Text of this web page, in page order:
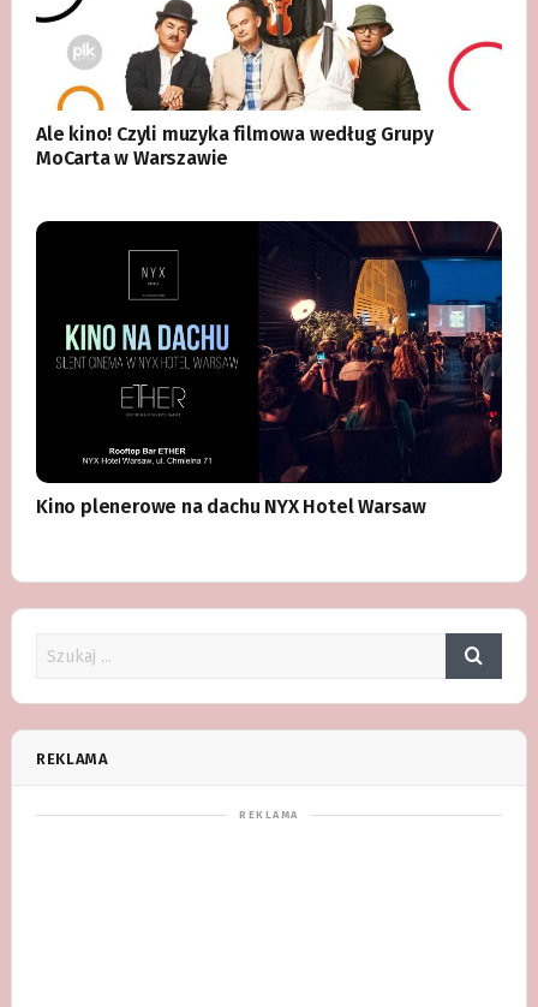
Ale kino! Czyli muzyka filmowa według Grupy
MoCarta w Warszawie
Kino plenerowe na dachu NYX Hotel Warsaw
REKLAMA